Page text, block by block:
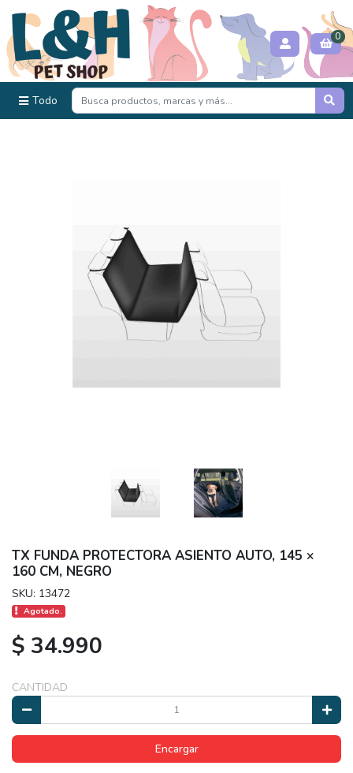
Todo
0
TX FUNDA PROTECTORA ASIENTO AUTO, 145 ×
160 CM, NEGRO
SKU: 13472
Agotado.
$ 34.990
CANTIDAD
Encargar